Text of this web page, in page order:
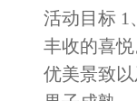
活动目标 1
丰收的喜
优美景致